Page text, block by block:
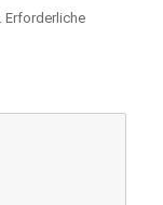
Erforderliche